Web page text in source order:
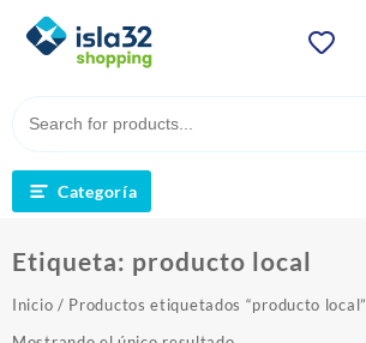
contenido
Categoría
Etiqueta: producto local
Inicio / Productos etiquetados “producto local”